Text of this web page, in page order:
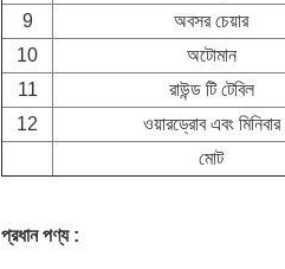
9
অবসর চেয়ার
10
অটোমান
11
রাউন্ড টি টেবিল
12
ওয়ারড্রোব এবং মিনিবার
মোট
প্রধান পণ্য :